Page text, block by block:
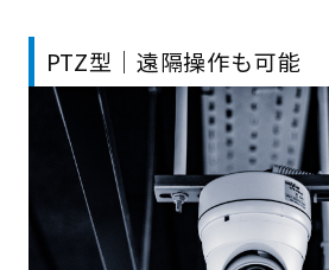
PTZ型｜遠隔操作も可能